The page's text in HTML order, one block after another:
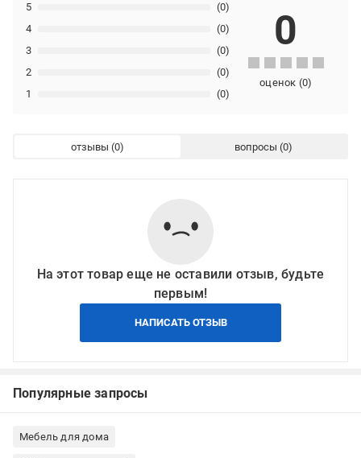
1 (0)
2 (0)
3 (0)
4 (0)
5 (0)
0
оценок (0)
отзывы вопросы
На этот товар еще не оставили отзыв, будьте
первым!
НАПИСАТЬ ОТЗЫВ
Популярные запросы
Мебель для дома